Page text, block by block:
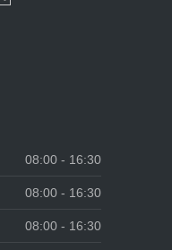
08:00 - 16:30
08:00 - 16:30
08:00 - 16:30